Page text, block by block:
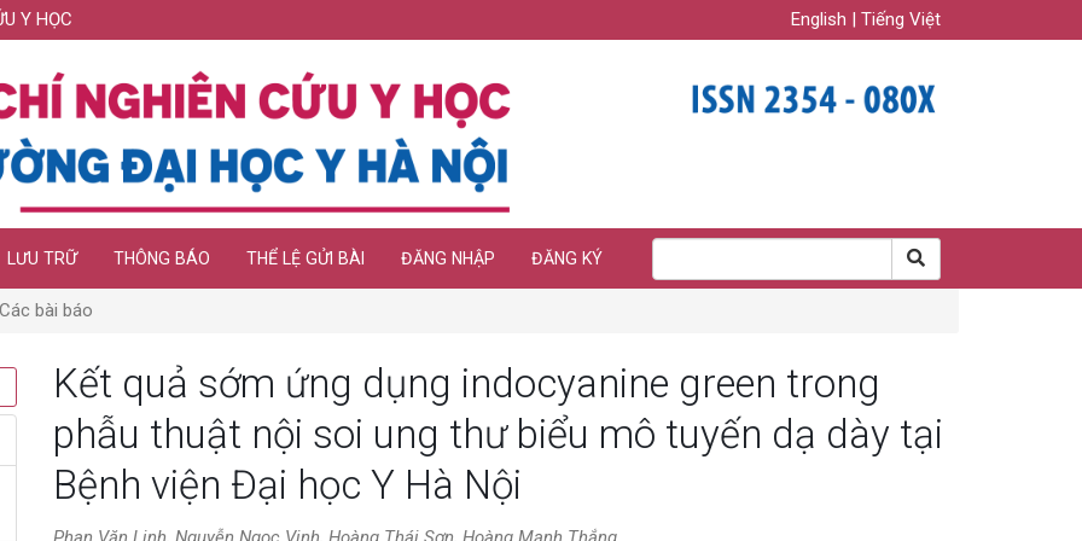
Y HỌC English | Tiếng Việt
LƯU TRỮ THÔNG BÁO THỂ LỆ GỬI BÀI ĐĂNG NHẬP ĐĂNG KÝ
Các bài báo
Kết quả sớm ứng dụng indocyanine green trong
phẫu thuật nội soi ung thư biểu mô tuyến dạ dày tại
Bệnh viện Đại học Y Hà Nội